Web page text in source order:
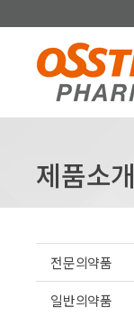
제품소개
전문의약품
일반의약품